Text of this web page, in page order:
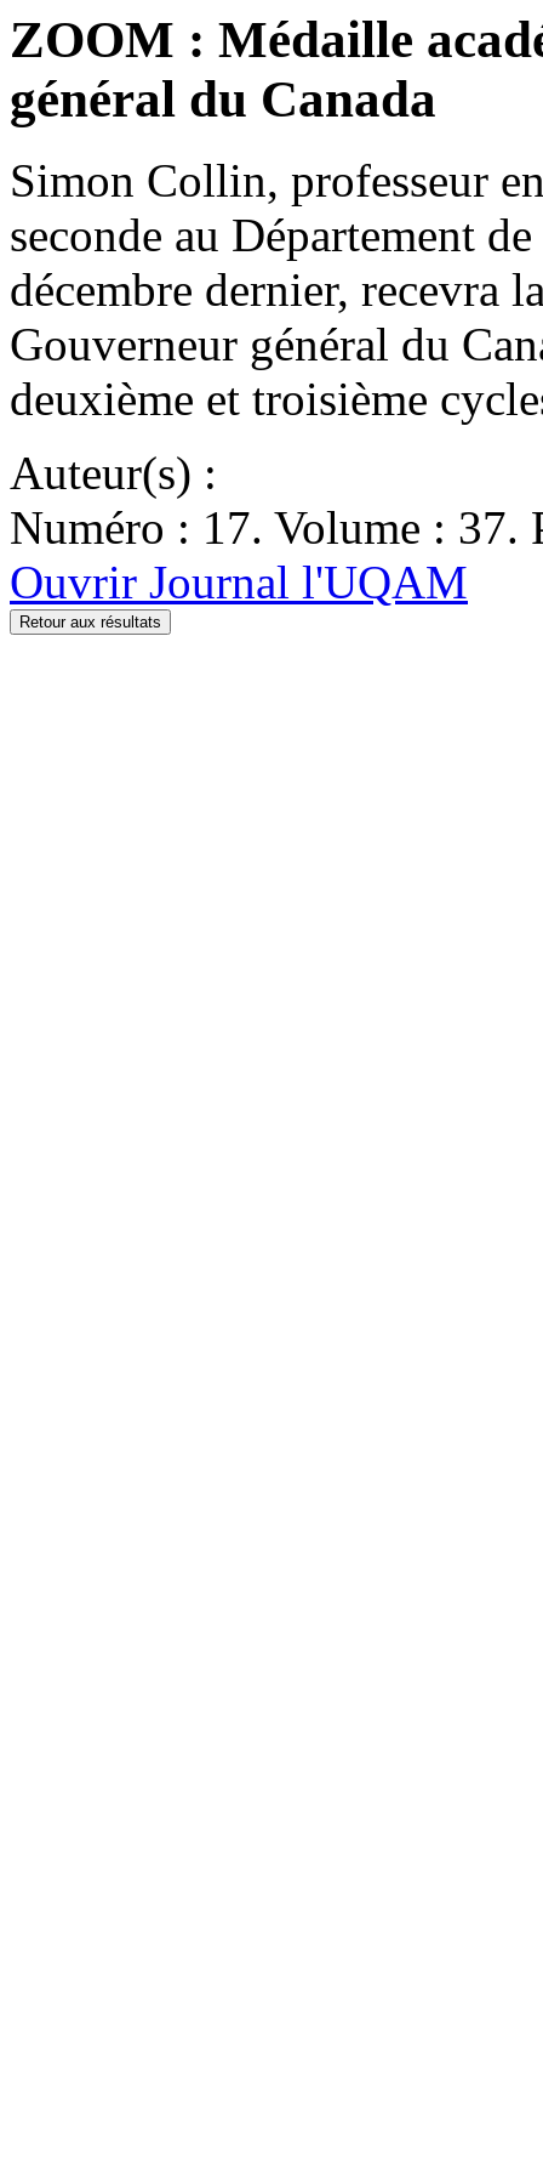
ZOOM : Médaille
général du Canada
Simon Collin, professeur
seconde au Département
décembre dernier, recevra
Gouverneur général du
deuxième et troisième
Auteur(s) :
Numéro : 17. Volume : 37.
Ouvrir Journal l'UQAM
Retour aux résultats